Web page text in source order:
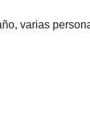
varias